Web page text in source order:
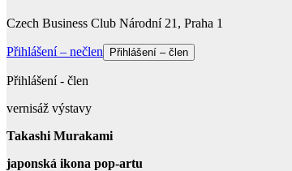
Czech Business Club Národní 21, Praha 1
Přihlášení – nečlen Přihlášení – člen
Přihlášení - člen
vernisáž výstavy
Takashi Murakami
japonská ikona pop-artu